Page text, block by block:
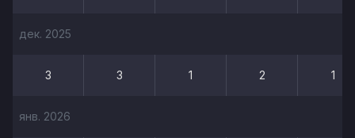
дек. 2025
3 3 1 2 1
янв. 2026